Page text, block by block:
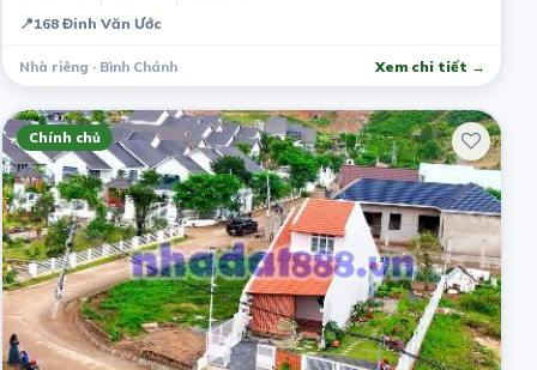
📍168 Đinh Văn Ước
Nhà riêng · Bình Chánh Xem chi tiết →
Chính chủ